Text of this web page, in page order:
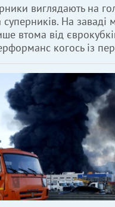
виглядають на
суперників. На заваді
втома від
когось із